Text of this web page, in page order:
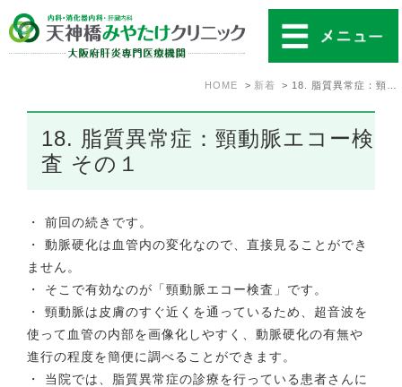
HOME 新着
18. 脂質異常症：頸動脈エコー検
査 その１
・ 前回の続きです。
・ 動脈硬化は血管内の変化なので、直接見ることができ
ません。
・ そこで有効なのが「頸動脈エコー検査」です。
・ 頸動脈は皮膚のすぐ近くを通っているため、超音波を
使って血管の内部を画像化しやすく、動脈硬化の有無や
進行の程度を簡便に調べることができます。
・ 当院では、脂質異常症の診療を行っている患者さんに